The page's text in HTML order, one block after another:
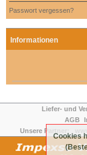
Passwort vergessen?
Informationen
Liefer- und
AGB
Unsere Partner:
Cookies